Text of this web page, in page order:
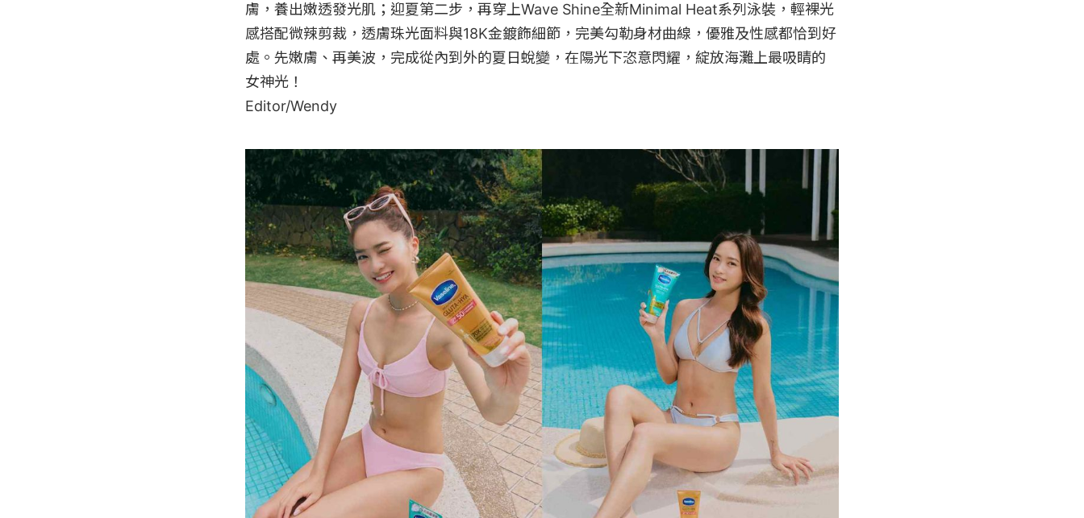
膚，養出嫩透發光肌；迎夏第二步，再穿上Wave Shine全新Minimal Heat系列泳裝，輕裸光
感搭配微辣剪裁，透膚珠光面料與18K金鍍飾細節，完美勾勒身材曲線，優雅及性感都恰到好
處。先嫩膚、再美波，完成從內到外的夏日蛻變，在陽光下恣意閃耀，綻放海灘上最吸睛的
女神光！
Editor/Wendy